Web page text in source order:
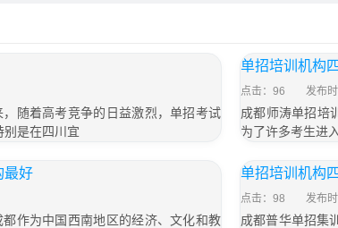
随着高考竞争的日益激烈，单招考试
是在四川宜
单招培训机构
点击：96 发布
成都师涛单招培
为了许多考生进
最好
作为中国西南地区的经济、文化和教
单招培训机构
点击：98 发布
成都普华单招集